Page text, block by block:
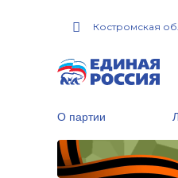
Костромская
О партии